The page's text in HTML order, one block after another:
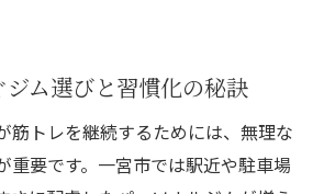
ム選びと習慣化の秘訣
筋トレを継続するためには、無理な
重要です。一宮市では駅近や駐車場